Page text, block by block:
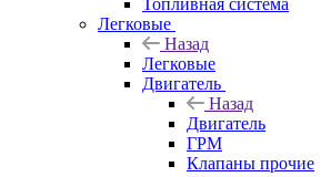
Топливная система
Легковые
Назад
Легковые
Двигатель
Назад
Двигатель
ГРМ
Клапаны прочие